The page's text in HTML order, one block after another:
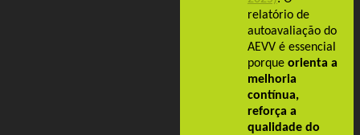
relatório de
autoavaliação do
AEVV é essencial
porque orienta a
melhoria
contínua,
reforça a
qualidade do